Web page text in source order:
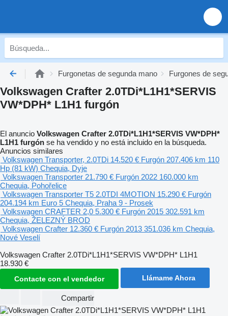
Furgonetas de segunda mano Furgones de
Volkswagen Crafter 2.0TDi*L1H1*SERVIS
VW*DPH* L1H1 furgón
El anuncio Volkswagen Crafter 2.0TDi*L1H1*SERVIS VW*DPH*
L1H1 furgón se ha vendido y no está incluido en la búsqueda.
Anuncios similares
Volkswagen Transporter, 2.0TDi 14.520 € Furgón 207.406 km 110
Hp (81 kW) Chequia, Dyje
Volkswagen Transporter 21.790 € Furgón 2022 160.000 km
Chequia, Pohořelice
Volkswagen Transporter T5 2.0TDI 4MOTION 15.290 € Furgón
204.194 km Euro 5 Chequia, Praha 9 - Prosek
Volkswagen CRAFTER 2,0 5.300 € Furgón 2015 302.591 km
Chequia, ŽELEZNÝ BROD
Volkswagen Crafter 12.360 € Furgón 2013 351.036 km Chequia,
Nové Veselí
Volkswagen Crafter 2.0TDi*L1H1*SERVIS VW*DPH* L1H1
18.930 €
Contacte con el vendedor Llámame Ahora
Compartir